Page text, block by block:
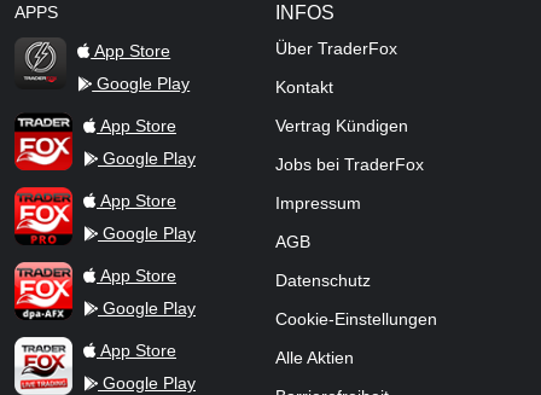
APPS
TraderFox Flash
App Store
Google Play
TraderFox AppApp Store
Google Play
TraderFox ProApp Store
Google Play
TraderFox dpa-AFX ProFeed
App Store
Google Play
TraderFox Live Trading
App Store
Google Play
INFOS
Über TraderFox
Kontakt
Vertrag Kündigen
Jobs bei TraderFox
Impressum
AGB
Datenschutz
Cookie-Einstellungen
Alle Aktien